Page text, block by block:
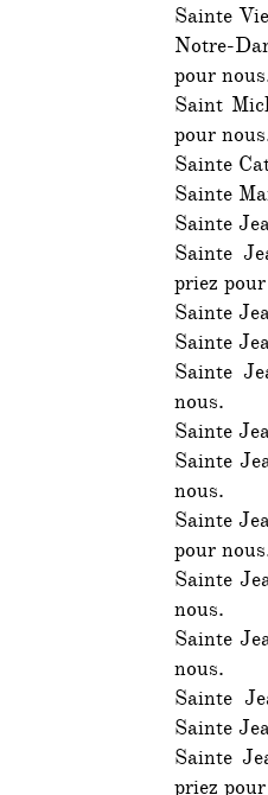
Sainte
Notre-
pour
Saint
pour
Sainte
Sainte
Sainte
Sainte
priez
Sainte
Sainte
Sainte
nous.
Sainte
Sainte
nous.
Sainte
pour
Sainte
nous.
Sainte
nous.
Sainte
Sainte
Sainte